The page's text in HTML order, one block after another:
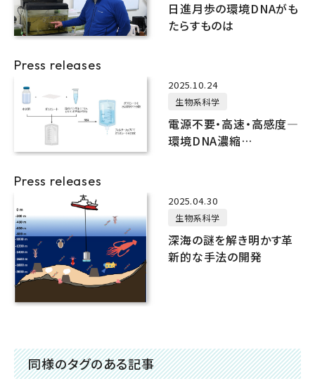
日進月歩の環境DNAがも
たらすものは
Press releases
2025.10.24
生物系科学
電源不要・高速・高感度―
環境DNA濃縮
Press releases
2025.04.30
生物系科学
深海の謎を解き明かす革
新的な手法の開発
同様のタグのある記事